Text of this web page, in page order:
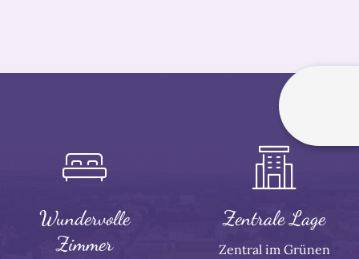
Wundervolle
Zimmer
Zentrale Lage
Zentral im Grünen